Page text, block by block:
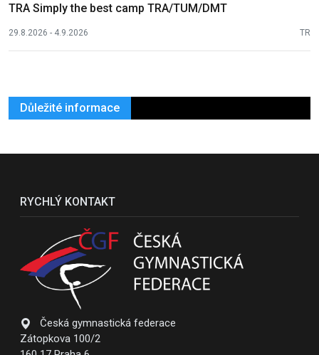
TRA Simply the best camp TRA/TUM/DMT
29.8.2026 - 4.9.2026 TR
Důležité informace
RYCHLÝ KONTAKT
Česká gymnastická federace
Zátopkova 100/2